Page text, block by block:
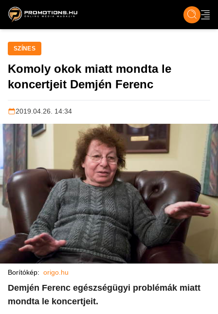
ZENE, FILM & KULT ÉLET TECH &
SZÍNES
Komoly okok miatt mondta le
koncertjeit Demjén Ferenc
2019.04.26. 14:34
Borítókép: origo.hu
Demjén Ferenc egészségügyi problémák miatt
mondta le koncertjeit.